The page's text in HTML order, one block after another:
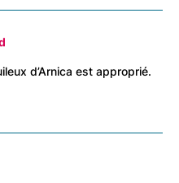
d’Arnica est approprié.